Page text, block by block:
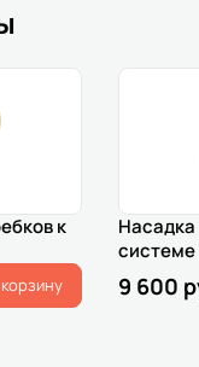
к
Насадка
системе
9 600